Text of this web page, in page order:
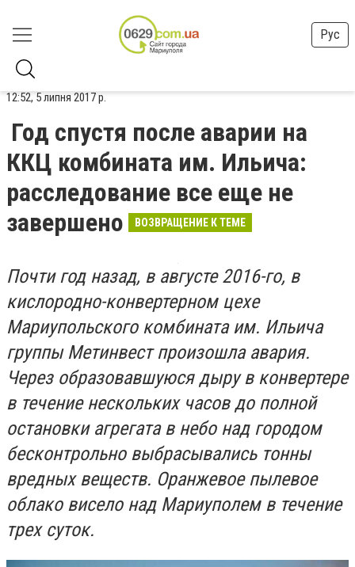
Рус
12:52, 5 липня 2017 р.
Год спустя после аварии на
ККЦ комбината им. Ильича:
расследование все еще не
завершено
ВОЗВРАЩЕНИЕ К ТЕМЕ
Почти год назад, в августе 2016-го, в
кислородно-конвертерном цехе
Мариупольского комбината им. Ильича
группы Метинвест произошла авария.
Через образовавшуюся дыру в конвертере
в течение нескольких часов до полной
остановки агрегата в небо над городом
бесконтрольно выбрасывались тонны
вредных веществ. Оранжевое пылевое
облако висело над Мариуполем в течение
трех суток.